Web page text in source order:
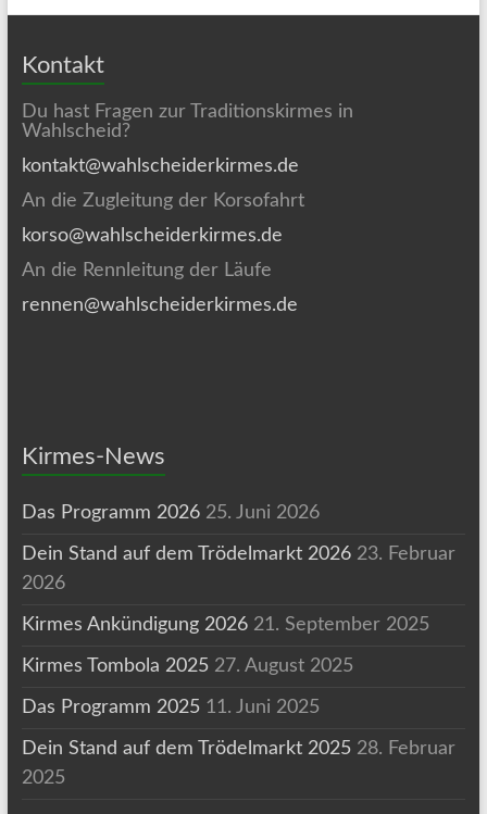
Kontakt
Du hast Fragen zur Traditionskirmes in
Wahlscheid?
kontakt@wahlscheiderkirmes.de
An die Zugleitung der Korsofahrt
korso@wahlscheiderkirmes.de
An die Rennleitung der Läufe
rennen@wahlscheiderkirmes.de
Kirmes-News
Das Programm 2026 25. Juni 2026
Dein Stand auf dem Trödelmarkt 2026 23. Februar
2026
Kirmes Ankündigung 2026 21. September 2025
Kirmes Tombola 2025 27. August 2025
Das Programm 2025 11. Juni 2025
Dein Stand auf dem Trödelmarkt 2025 28. Februar
2025